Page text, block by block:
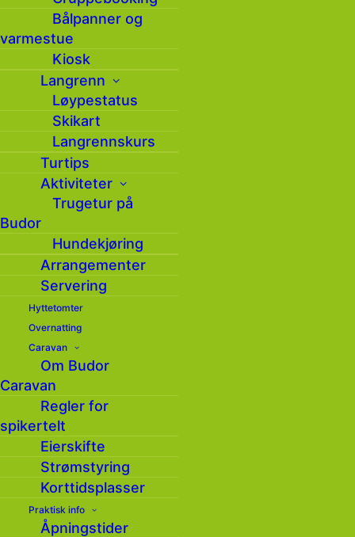
Bålpanner og
varmestue
Kiosk
Langrenn
Løypestatus
Skikart
Langrennskurs
Turtips
Aktiviteter
Trugetur på
Budor
Hundekjøring
Arrangementer
Servering
Hyttetomter
Overnatting
Caravan
Om Budor
Caravan
Regler for
spikertelt
Eierskifte
Strømstyring
Korttidsplasser
Praktisk info
Åpningstider
Meld deg på vårt
nyhetsbrev
Hold deg oppdatert på hva som skjer på Budor
gjennom vårt nyhetsbrev ( 4 – 6 ganger i året )
Ja, jeg har lest og godtar
personvernerklæringen